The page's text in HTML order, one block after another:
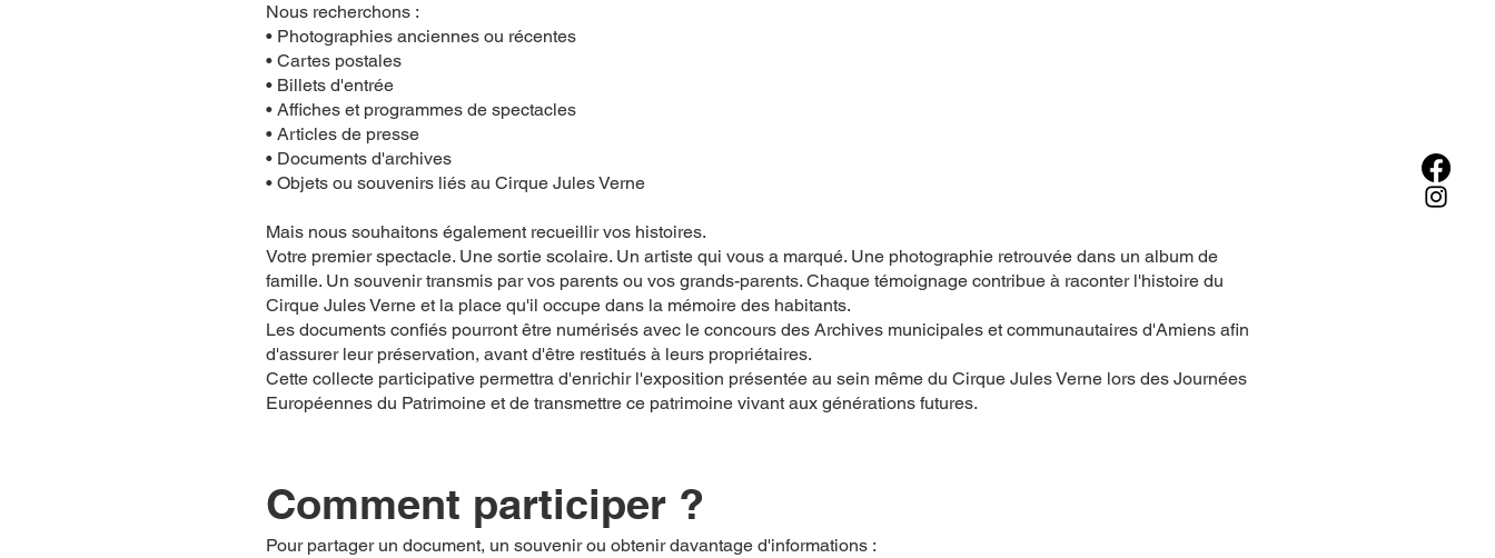
Nous recherchons :
• Photographies anciennes ou récentes
• Cartes postales
• Billets d'entrée
• Affiches et programmes de spectacles
• Articles de presse
• Documents d'archives
• Objets ou souvenirs liés au Cirque Jules Verne
Mais nous souhaitons également recueillir vos histoires.
Votre premier spectacle. Une sortie scolaire. Un artiste qui vous a marqué. Une photographie retrouvée dans un album de
famille. Un souvenir transmis par vos parents ou vos grands-parents. Chaque témoignage contribue à raconter l'histoire du
Cirque Jules Verne et la place qu'il occupe dans la mémoire des habitants.
Les documents confiés pourront être numérisés avec le concours des Archives municipales et communautaires d'Amiens afin
d'assurer leur préservation, avant d'être restitués à leurs propriétaires.
Cette collecte participative permettra d'enrichir l'exposition présentée au sein même du Cirque Jules Verne lors des Journées
Européennes du Patrimoine et de transmettre ce patrimoine vivant aux générations futures.
Comment participer ?
Pour partager un document, un souvenir ou obtenir davantage d'informations :